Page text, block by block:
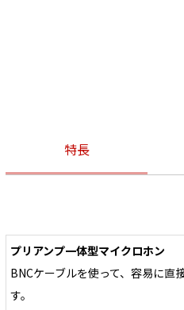
特長
プリアンプ一体型マイクロホン
BNCケーブルを使って、容易に直
す。